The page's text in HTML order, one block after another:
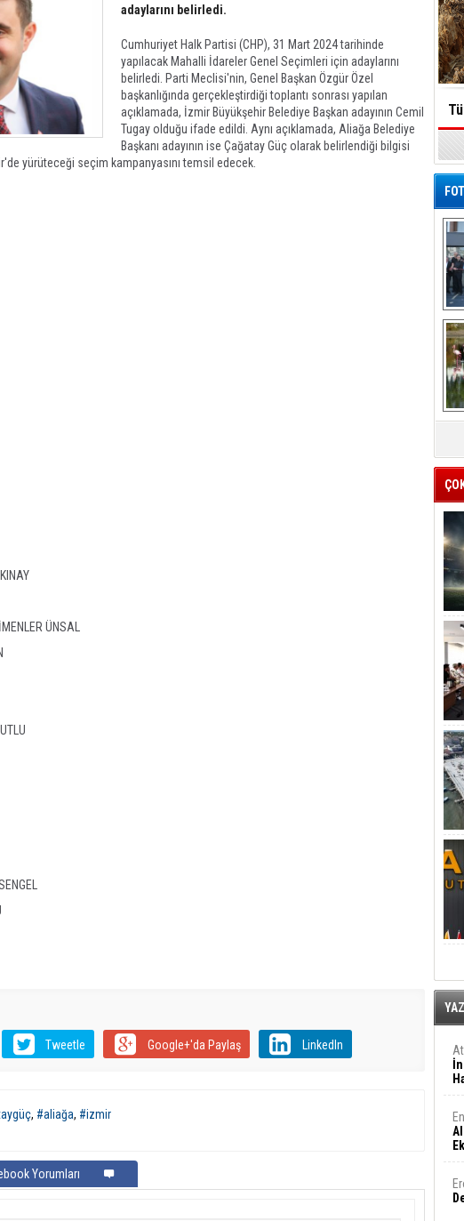
adaylarını belirledi.
Cumhuriyet Halk Partisi (CHP), 31 Mart 2024 tarihinde
yapılacak Mahalli İdareler Genel Seçimleri için adaylarını
belirledi. Parti Meclisi'nin, Genel Başkan Özgür Özel
başkanlığında gerçekleştirdiği toplantı sonrası yapılan
açıklamada, İzmir Büyükşehir Belediye Başkan adayının Cemil
Tugay olduğu ifade edildi. Aynı açıklamada, Aliağa Belediye
Başkanı adayının ise Çağatay Güç olarak belirlendiği bilgisi
yürüteceği seçim kampanyasını temsil edecek.
ÜNSAL
Tweetle Google+'da Paylaş LinkedIn
, #aliağa, #izmir
Yorumları